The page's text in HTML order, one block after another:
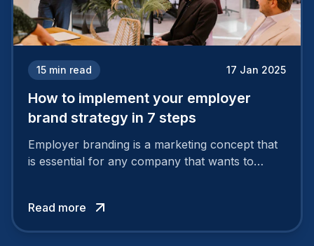
15 min read 17 Jan 2025
How to implement your employer
brand strategy in 7 steps
Employer branding is a marketing concept that
is essential for any company that wants to
solid and positive employer brand are clear, you
cannot simply wave a magic wand for it to be
Read more